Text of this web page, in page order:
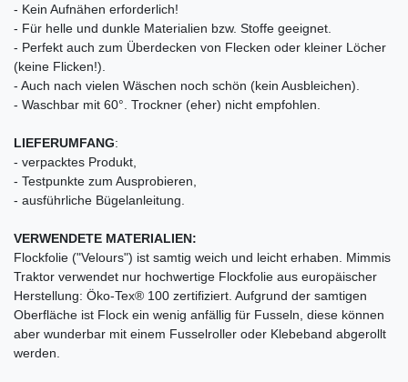
- Kein Aufnähen erforderlich!
- Für helle und dunkle Materialien bzw. Stoffe geeignet.
- Perfekt auch zum Überdecken von Flecken oder kleiner Löcher
(keine Flicken!).
- Auch nach vielen Wäschen noch schön (kein Ausbleichen).
- Waschbar mit 60°. Trockner (eher) nicht empfohlen.
LIEFERUMFANG:
- verpacktes Produkt,
- Testpunkte zum Ausprobieren,
- ausführliche Bügelanleitung.
VERWENDETE MATERIALIEN:
Flockfolie ("Velours") ist samtig weich und leicht erhaben. Mimmis
Traktor verwendet nur hochwertige Flockfolie aus europäischer
Herstellung: Öko-Tex® 100 zertifiziert. Aufgrund der samtigen
Oberfläche ist Flock ein wenig anfällig für Fusseln, diese können
aber wunderbar mit einem Fusselroller oder Klebeband abgerollt
werden.